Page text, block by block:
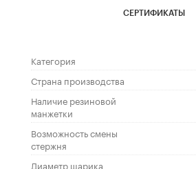
СЕРТИФИКАТЫ
Категория
Страна производства
Наличие резиновой
манжетки
Возможность смены
стержня
Диаметр шарика